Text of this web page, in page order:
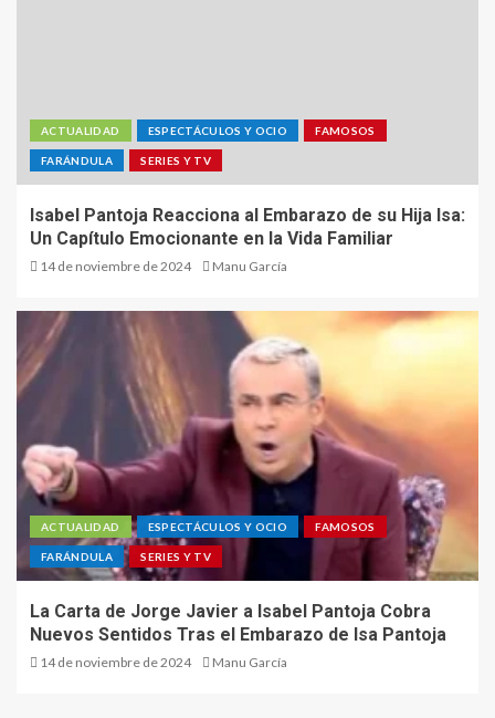
ACTUALIDAD ESPECTÁCULOS Y OCIO FAMOSOS
FARÁNDULA SERIES Y TV
Isabel Pantoja Reacciona al Embarazo de su Hija Isa:
Un Capítulo Emocionante en la Vida Familiar
14 de noviembre de 2024 Manu García
ACTUALIDAD ESPECTÁCULOS Y OCIO FAMOSOS
FARÁNDULA SERIES Y TV
La Carta de Jorge Javier a Isabel Pantoja Cobra
Nuevos Sentidos Tras el Embarazo de Isa Pantoja
14 de noviembre de 2024 Manu García